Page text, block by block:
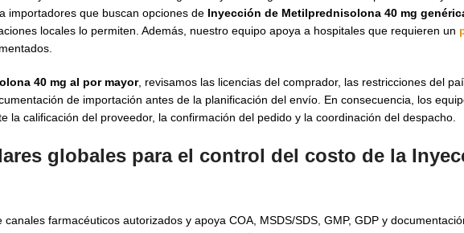
importadores que buscan opciones de Inyección de Metilprednisolona 40 mg
locales lo permiten. Además, nuestro equipo apoya a hospitales que requieren un
40 mg al por mayor, revisamos las licencias del comprador, las restricciones del
de importación antes de la planificación del envío. En consecuencia, los
la calificación del proveedor, la confirmación del pedido y la coordinación del despacho.
globales para el control del costo de la
farmacéuticos autorizados y apoya COA, MSDS/SDS, GMP, GDP y